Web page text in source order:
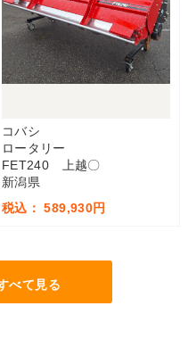
コバシ
ロータリー
FET240 上越〇
新潟県
税込： 589,930円
べて見る